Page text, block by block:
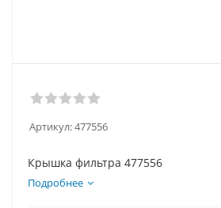
Артикул:477556
Крышка фильтра 477556
Подробнее